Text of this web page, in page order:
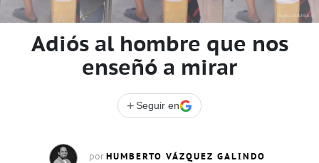
Adiós al hombre que nos
enseñó a mirar
+ Seguir en
por HUMBERTO VÁZQUEZ GALINDO